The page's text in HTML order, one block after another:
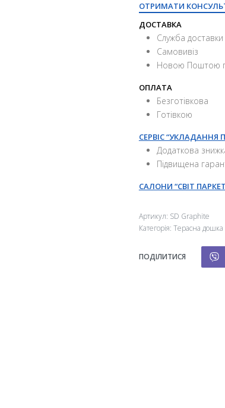
ОТРИМАТИ
ДОСТАВКА
Служба доставки
Самовивіз
Новою Поштою
ОПЛАТА
Безготівкова
Готівкою
СЕРВІС “УКЛАДАННЯ
Додаткова
Підвищена
САЛОНИ “СВІТ
Артикул: SD Graphite
Категорія: Терасна дошка
ПОДІЛИТИСЯ